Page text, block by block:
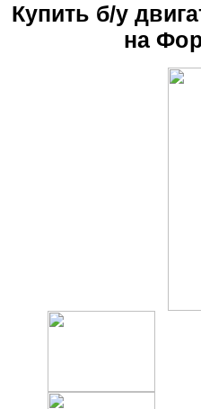
Купить б/у
на